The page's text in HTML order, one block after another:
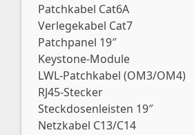
Patchkabel Cat6A
Verlegekabel Cat7
Patchpanel 19″
Keystone-Module
LWL-Patchkabel (OM3/OM4)
RJ45-Stecker
Steckdosenleisten 19″
Netzkabel C13/C14